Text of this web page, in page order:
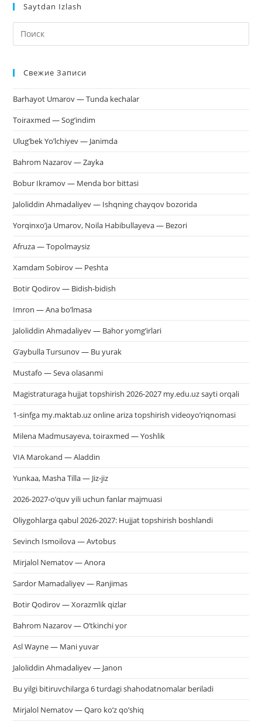
Saytdan Izlash
Свежие Записи
Barhayot Umarov — Tunda kechalar
Toiraxmed — Sog’indim
Ulug’bek Yo’lchiyev — Janimda
Bahrom Nazarov — Zayka
Bobur Ikramov — Menda bor bittasi
Jaloliddin Ahmadaliyev — Ishqning chayqov bozorida
Yorqinxo’ja Umarov, Noila Habibullayeva — Bezori
Afruza — Topolmaysiz
Xamdam Sobirov — Peshta
Botir Qodirov — Bidish-bidish
Imron — Ana bo’lmasa
Jaloliddin Ahmadaliyev — Bahor yomg’irlari
G’aybulla Tursunov — Bu yurak
Mustafo — Seva olasanmi
Magistraturaga hujjat topshirish 2026-2027 my.edu.uz sayti orqali
1-sinfga my.maktab.uz online ariza topshirish videoyo’riqnomasi
Milena Madmusayeva, toiraxmed — Yoshlik
VIA Marokand — Aladdin
Yunkaa, Masha Tilla — Jiz-jiz
2026-2027-o’quv yili uchun fanlar majmuasi
Oliygohlarga qabul 2026-2027: Hujjat topshirish boshlandi
Sevinch Ismoilova — Avtobus
Mirjalol Nematov — Anora
Sardor Mamadaliyev — Ranjimas
Botir Qodirov — Xorazmlik qizlar
Bahrom Nazarov — O’tkinchi yor
Asl Wayne — Mani yuvar
Jaloliddin Ahmadaliyev — Janon
Bu yilgi bitiruvchilarga 6 turdagi shahodatnomalar beriladi
Mirjalol Nematov — Qaro ko’z qo’shiq